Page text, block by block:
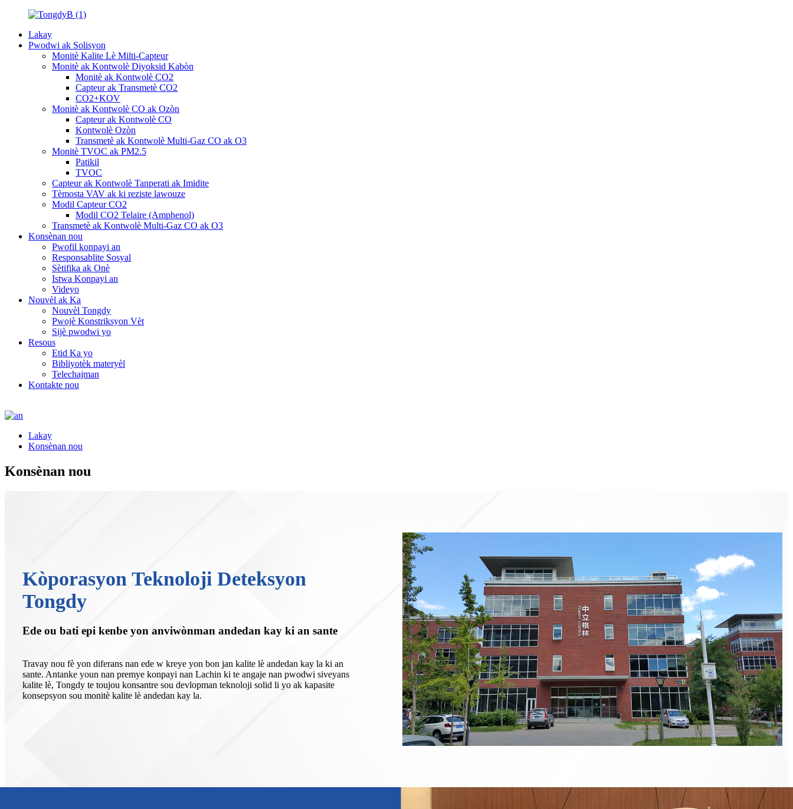
Lakay
Pwodwi ak Solisyon
Monitè Kalite Lè Milti-Capteur
Monitè ak Kontwolè Diyoksid Kabòn
Monitè ak Kontwolè CO2
Capteur ak Transmetè CO2
CO2+KOV
Monitè ak Kontwolè CO ak Ozòn
Capteur ak Kontwolè CO
Kontwolè Ozòn
Transmetè ak Kontwolè Multi-Gaz CO ak O3
Monitè TVOC ak PM2.5
Patikil
TVOC
Capteur ak Kontwolè Tanperati ak Imidite
Tèmosta VAV ak ki reziste lawouze
Modil Capteur CO2
Modil CO2 Telaire (Amphenol)
Transmetè ak Kontwolè Multi-Gaz CO ak O3
Konsènan nou
Pwofil konpayi an
Responsablite Sosyal
Sètifika ak Onè
Istwa Konpayi an
Videyo
Nouvèl ak Ka
Nouvèl Tongdy
Pwojè Konstriksyon Vèt
Sijè pwodwi yo
Resous
Etid Ka yo
Bibliyotèk materyèl
Telechajman
Kontakte nou
Lakay
Konsènan nou
Konsènan nou
Kòporasyon Teknoloji Deteksyon
Tongdy
Ede ou bati epi kenbe yon anviwònman andedan kay ki an sante
Travay nou fè yon diferans nan ede w kreye yon bon jan kalite lè andedan kay la ki an
sante. Antanke youn nan premye konpayi nan Lachin ki te angaje nan pwodwi siveyans
kalite lè, Tongdy te toujou konsantre sou devlopman teknoloji solid li yo ak kapasite
konsepsyon sou monitè kalite lè andedan kay la.